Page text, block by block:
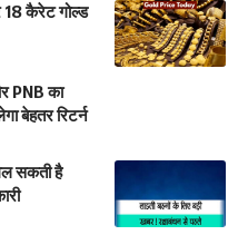
18 कैरेट गोल्ड
PNB का
बेहतर रिटर्न
सकती है